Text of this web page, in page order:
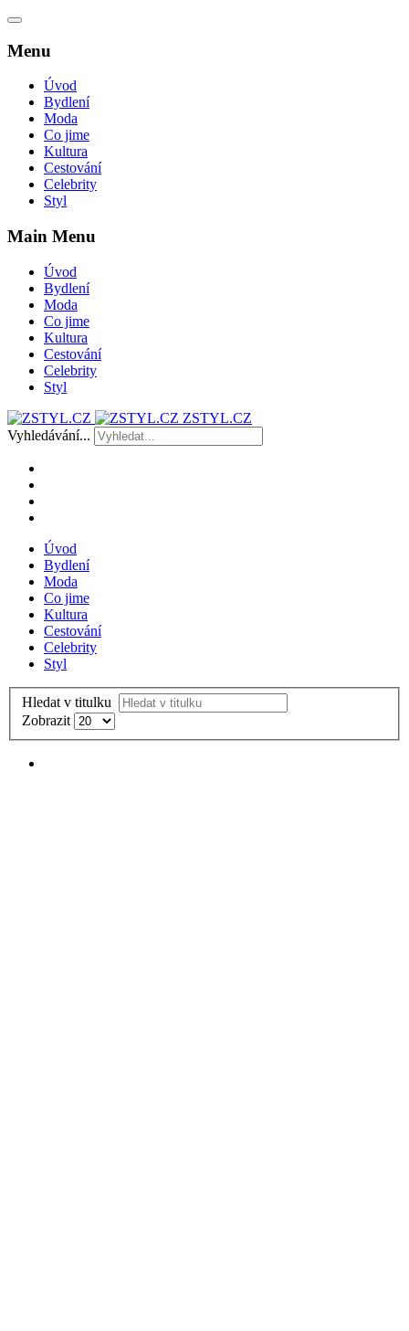
Menu
Úvod
Bydlení
Moda
Co jime
Kultura
Cestování
Celebrity
Styl
Main Menu
Úvod
Bydlení
Moda
Co jime
Kultura
Cestování
Celebrity
Styl
ZSTYL.CZ
Vyhledávání...
Úvod
Bydlení
Moda
Co jime
Kultura
Cestování
Celebrity
Styl
Hledat v titulku
Zobrazit